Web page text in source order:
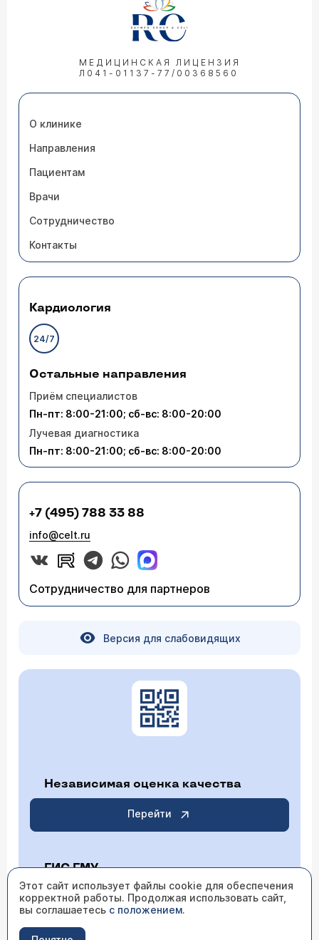
МЕДИЦИНСКАЯ ЛИЦЕНЗИЯ
Л041-01137-77/00368560
О клинике
Направления
Пациентам
Врачи
Сотрудничество
Контакты
Кардиология
24/7
Остальные направления
Приём специалистов
Пн-пт: 8:00-21:00; сб-вс: 8:00-20:00
Лучевая диагностика
Пн-пт: 8:00-21:00; сб-вс: 8:00-20:00
+7 (495) 788 33 88
info@celt.ru
Сотрудничество для партнеров
Версия для слабовидящих
Независимая оценка качества
Перейти
ГИС ГМУ
Перейти
Этот сайт использует файлы cookie для обеспечения
корректной работы. Продолжая использовать сайт,
вы соглашаетесь с положением.